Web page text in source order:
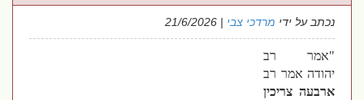
נכתב על ידימרדכי צבי| 21/6/2026
"אמר רב
יהודה אמר רב
ארבעה צריכין